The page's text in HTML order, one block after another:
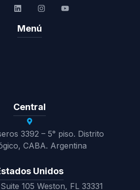
Menú
Central
3392 – 5° piso. Distrito
CABA. Argentina
Unidos
105 Weston, FL 33331